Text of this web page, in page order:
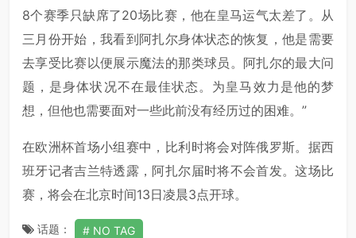
8个赛季只缺席了20场比赛，他在皇马运气太差了。从
三月份开始，我看到阿扎尔身体状态的恢复，他是需要
去享受比赛以便展示魔法的那类球员。阿扎尔的最大问
题，是身体状况不在最佳状态。为皇马效力是他的梦
想，但他也需要面对一些此前没有经历过的困难。”
在欧洲杯首场小组赛中，比利时将会对阵俄罗斯。据西
班牙记者吉兰特透露，阿扎尔届时将不会首发。这场比
赛，将会在北京时间13日凌晨3点开球。
话题： NO TAG